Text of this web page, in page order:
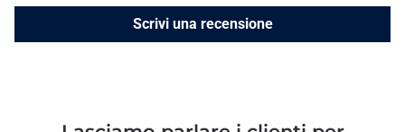
Scrivi una recensione